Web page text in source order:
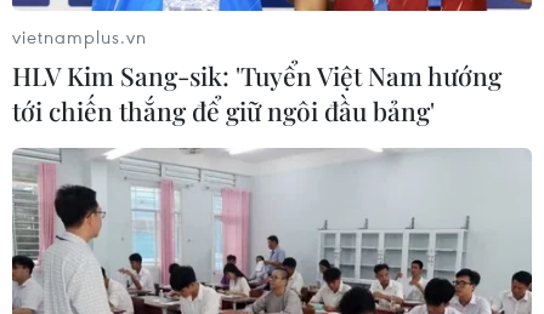
được trên 31,1 nghìn tỷ đồng, đạt 49% so với dự toán
năm, tăng 75% so với cùng kỳ năm trước.
vietnamplus.vn
HLV Kim Sang-sik: 'Tuyển Việt Nam hướng
tới chiến thắng để giữ ngôi đầu bảng'